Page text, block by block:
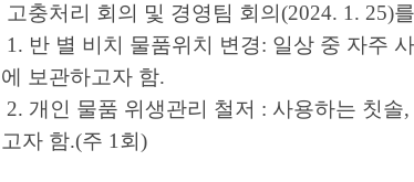
고충처리 회의 및 경영팀 회의(2024. 1. 25)
1. 반 별 비치 물품위치 변경: 일상 중 자주
에 보관하고자 함.
2. 개인 물품 위생관리 철저 : 사용하는 칫
고자 함.(주 1회)